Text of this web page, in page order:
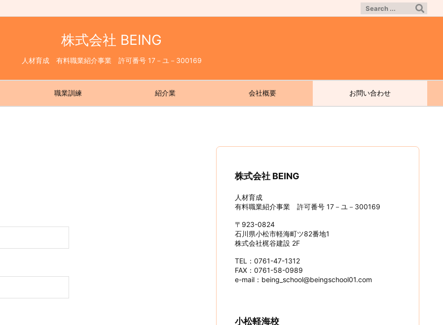
株式会社 BEING
人材育成 有料職業紹介事業 許可番号 17－ユ－300169
職業訓練 紹介業 会社概要 お問い合わせ
株式会社 BEING
人材育成
有料職業紹介事業 許可番号 17－ユ－300169
〒923-0824
石川県小松市軽海町ツ82番地1
株式会社梶谷建設 2F
TEL：0761-47-1312
FAX：0761-58-0989
e-mail：being_school@beingschool01.com
小松軽海校